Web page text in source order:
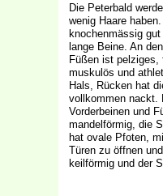
Die Peterbald
wenig Haare
knochenmässig
lange Beine. An
Füßen ist pelziges,
muskulös und
Hals, Rücken hat
vollkommen nackt.
Vorderbeinen und
mandelförmig, die
hat ovale Pfoten,
Türen zu öffnen
keilförmig und der